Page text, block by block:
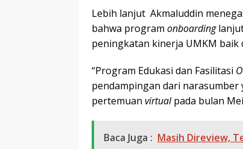
Lebih lanjut Akmaluddin
bahwa program onboarding
peningkatan kinerja UMKM baik
“Program Edukasi dan Fasilitasi
pendampingan dari narasumber
pertemuan virtualpada bulan
Baca Juga : Masih Direview,